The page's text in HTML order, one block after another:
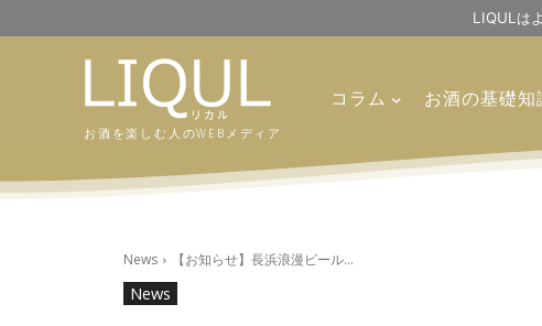
LIQULは
お酒を楽しむ人のWEBメディア
コラム お酒の基礎知
News 【お知らせ】長浜浪漫ビール...
News